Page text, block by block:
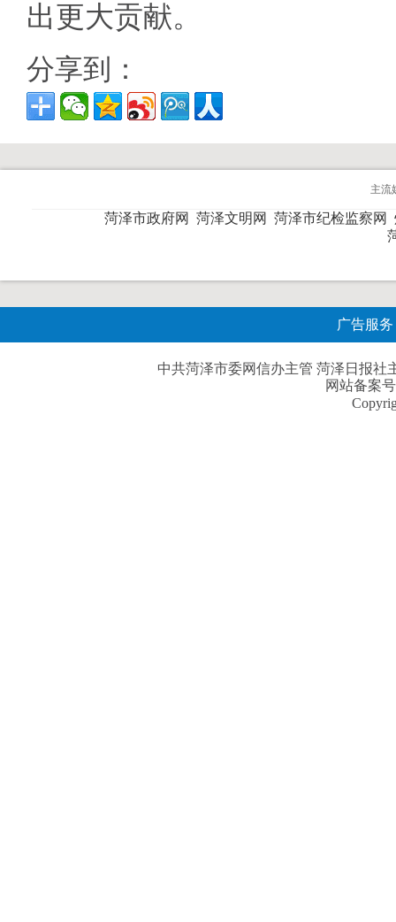
出更大贡献。
分享到：
主流
菏泽市政府网 菏泽文明网 菏泽市纪检监察网
广告服务
中共菏泽市委网信办主管 菏泽日报社
网站备案